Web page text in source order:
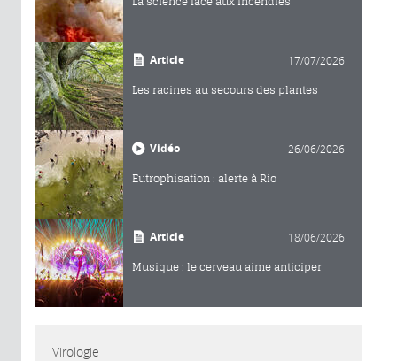
Article 17/07/2026
Les racines au secours des plantes
Vidéo 26/06/2026
Eutrophisation : alerte à Rio
Article 18/06/2026
Musique : le cerveau aime anticiper
Virologie